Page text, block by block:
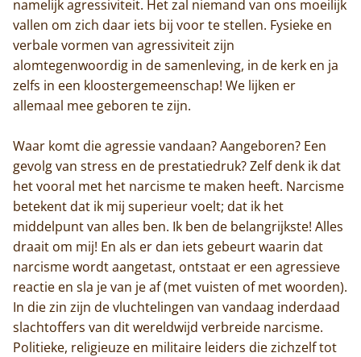
namelijk agressiviteit. Het zal niemand van ons moeilijk
vallen om zich daar iets bij voor te stellen. Fysieke en
verbale vormen van agressiviteit zijn
alomtegenwoordig in de samenleving, in de kerk en ja
zelfs in een kloostergemeenschap! We lijken er
allemaal mee geboren te zijn.
Waar komt die agressie vandaan? Aangeboren? Een
gevolg van stress en de prestatiedruk? Zelf denk ik dat
het vooral met het narcisme te maken heeft. Narcisme
betekent dat ik mij superieur voelt; dat ik het
middelpunt van alles ben. Ik ben de belangrijkste! Alles
draait om mij! En als er dan iets gebeurt waarin dat
narcisme wordt aangetast, ontstaat er een agressieve
reactie en sla je van je af (met vuisten of met woorden).
In die zin zijn de vluchtelingen van vandaag inderdaad
slachtoffers van dit wereldwijd verbreide narcisme.
Politieke, religieuze en militaire leiders die zichzelf tot